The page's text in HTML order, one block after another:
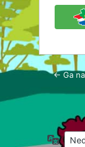
← Ga
Taal